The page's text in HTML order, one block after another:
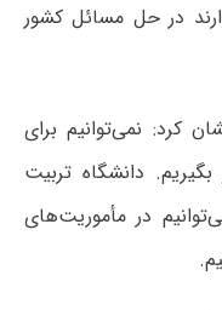
در حل مسائل کشور
کرد: نمی‌توانیم برای
دانشگاه تربیت
در مأموریت‌های